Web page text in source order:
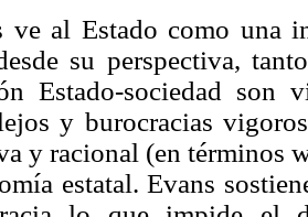
ve al Estado como una
su perspectiva,
Estado-sociedad son
y burocracias
y racional (en términos
estatal. Evans